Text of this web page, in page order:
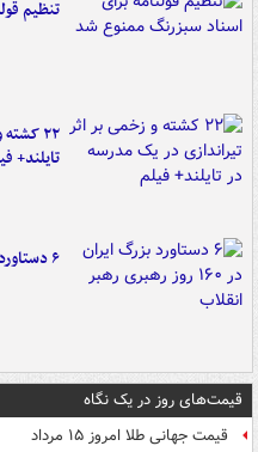
تنظیم
۲۲
تایلند+
۶ دستاورد بزرگ ایران در ۱۶۰ روز رهبری رهبر انقلاب
قیمت‌های روز در یک نگاه
قیمت جهانی طلا امروز ۱۵ مرداد